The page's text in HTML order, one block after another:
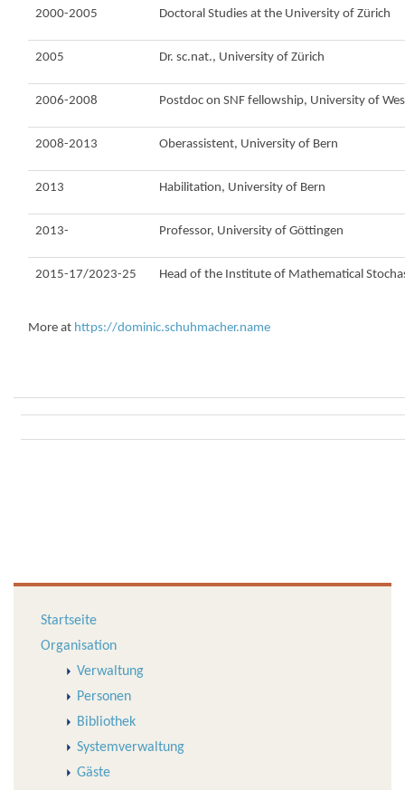
2000-2005 Doctoral Studies at the University of Zürich
2005 Dr. sc.nat., University of Zürich
2006-2008 Postdoc on SNF fellowship, University of
2008-2013 Oberassistent, University of Bern
2013 Habilitation, University of Bern
2013- Professor, University of Göttingen
2015-17/2023-25 Head of the Institute of Mathematical
More at https://dominic.schuhmacher.name
Startseite
Organisation
Verwaltung
Personen
Bibliothek
Systemverwaltung
Gäste